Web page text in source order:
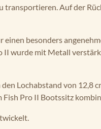
transportieren. Auf der
einen besonders
II wurde mit Metall
Lochabstand von 12,8
Fish Pro II Bootssitz